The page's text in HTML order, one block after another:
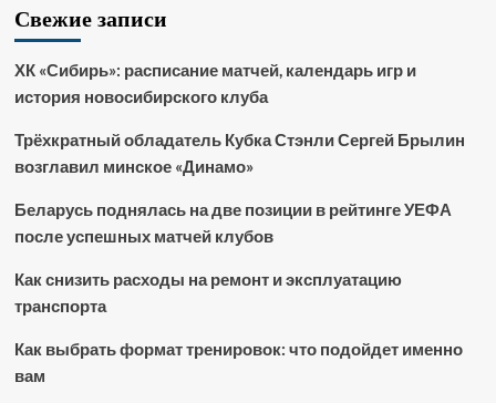
Свежие записи
ХК «Сибирь»: расписание матчей, календарь игр и
история новосибирского клуба
Трёхкратный обладатель Кубка Стэнли Сергей Брылин
возглавил минское «Динамо»
Беларусь поднялась на две позиции в рейтинге УЕФА
после успешных матчей клубов
Как снизить расходы на ремонт и эксплуатацию
транспорта
Как выбрать формат тренировок: что подойдет именно
вам